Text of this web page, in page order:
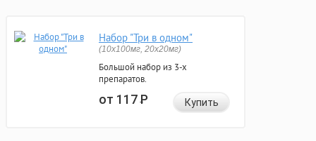
Набор "Три в одном"
(10x100мг, 20x20мг)
Большой набор из 3-х
препаратов.
от 117Р Купить